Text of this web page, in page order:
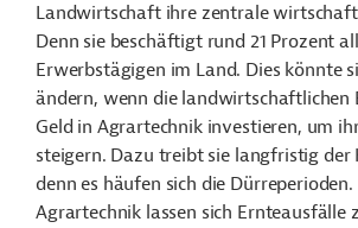
Landwirtschaft ihre zentrale
Denn sie beschäftigt rund 21 Prozent
Erwerbstägigen im Land. Dies könnte
ändern, wenn die landwirtschaftlichen
Geld in Agrartechnik investieren, um
steigern. Dazu treibt sie langfristig der
denn es häufen sich die
Agrartechnik lassen sich Ernteausfälle